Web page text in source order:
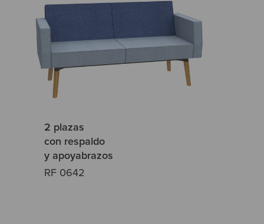
2 plazas
con respaldo
y apoyabrazos
RF 0642